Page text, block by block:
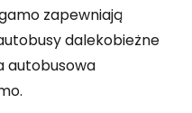
zapewniają
dalekobieżne
autobusowa